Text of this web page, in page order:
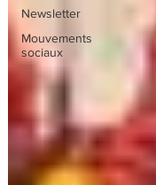
Newsletter
Mouvements
sociaux